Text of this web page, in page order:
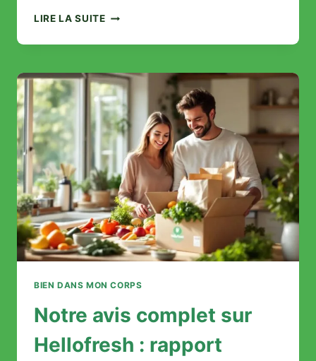
LIRE LA SUITEAVIS
SUR
GÉLULES
HAPPY
DÉTOX:
EFFICACITÉ
RÉELLE
ET
TÉMOIGNAGES
BIEN DANS MON CORPS
Notre avis complet sur
Hellofresh : rapport